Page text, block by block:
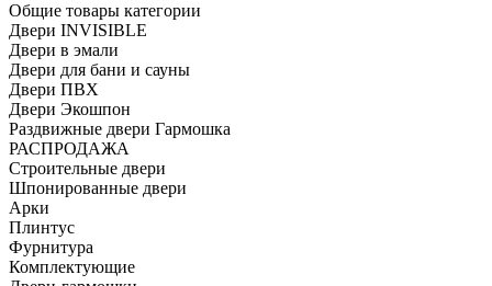
Общие товары категории
Двери INVISIBLE
Двери в эмали
Двери для бани и сауны
Двери ПВХ
Двери Экошпон
Раздвижные двери Гармошка
РАСПРОДАЖА
Строительные двери
Шпонированные двери
Арки
Плинтус
Фурнитура
Комплектующие